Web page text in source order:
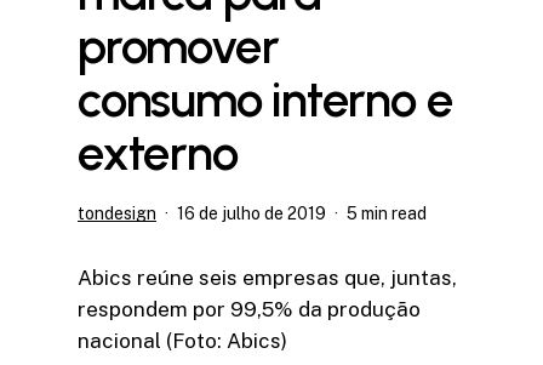
promover
consumo interno e
externo
tondesign 16 de julho de 2019 5 min read
Abics reúne seis empresas que, juntas,
respondem por 99,5% da produção
nacional (Foto: Abics)